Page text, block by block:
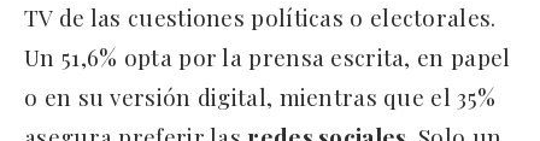
TV de las cuestiones políticas o electorales.
Un 51,6% opta por la prensa escrita, en papel
o en su versión digital, mientras que el 35%